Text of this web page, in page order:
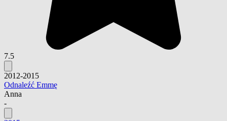
7.5
2012-2015
Odnaleźć Emmę
Anna
-